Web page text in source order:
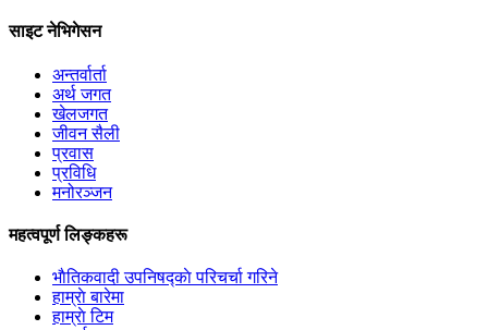
साइट नेभिगेसन
अन्तर्वार्ता
अर्थ जगत
खेलजगत
जीवन सैली
प्रवास
प्रविधि
मनोरञ्जन
महत्वपूर्ण लिङ्कहरू
भाैतिकवादी उपनिषद्काे परिचर्चा गरिने
हाम्राे बारेमा
हाम्राे टिम